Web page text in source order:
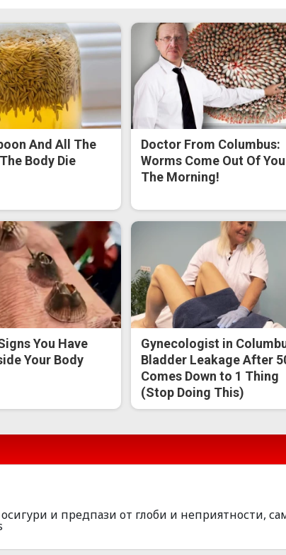
And All The
Body Die
Doctor From Columbus:
Worms Come Out Of
The Morning!
You Have
Your Body
Gynecologist in
Bladder Leakage After
Comes Down to 1 Thing
(Stop Doing This)
и предпази от глоби и неприятности,